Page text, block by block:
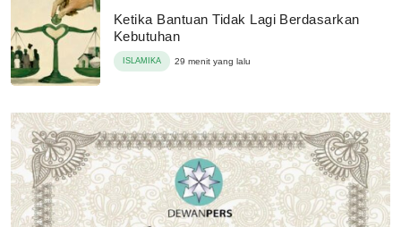
Ketika Bantuan Tidak Lagi Berdasarkan
Kebutuhan
ISLAMIKA 29 menit yang lalu